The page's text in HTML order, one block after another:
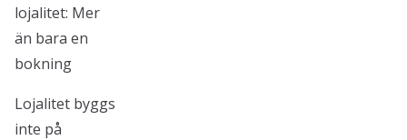
lojalitet: Mer
än bara en
bokning
Lojalitet byggs
inte på